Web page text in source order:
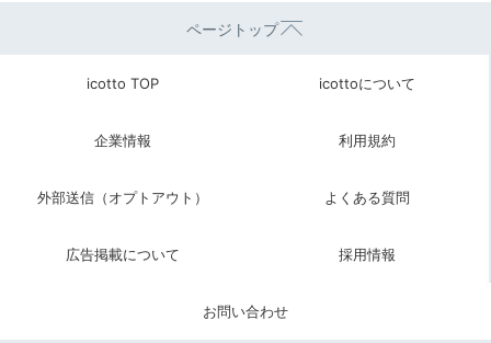
11:00
景色を惜しみつつ
ページトップ
icotto TOP icottoについて
企業情報 利用規約
外部送信（オプトアウト） よくある質問
広告掲載について 採用情報
お問い合わせ